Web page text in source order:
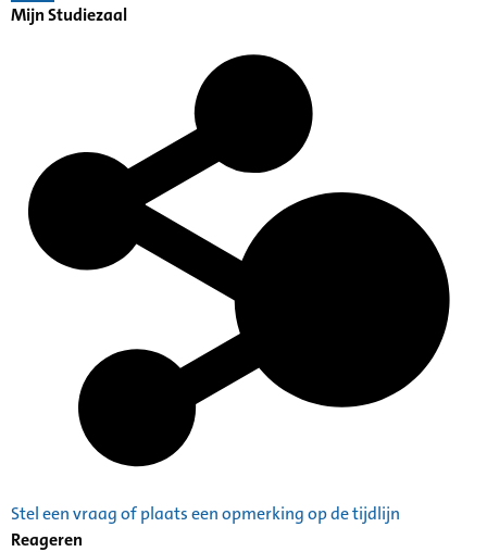
Mijn Studiezaal
Stel een vraag of plaats een opmerking op de tijdlijn
Reageren